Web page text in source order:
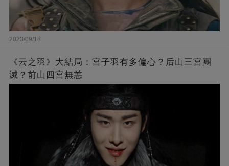
2023/09/18
《云之羽》大結局：宮子羽有多偏心？后山三宮團
滅？前山四宮無恙